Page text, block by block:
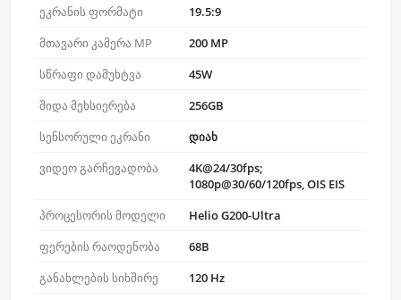
ეკრანის ფორმატი
19.5:9
მთავარი კამერა MP
200 MP
სწრაფი დამუხტვა
45W
შიდა მეხსიერება
256GB
სენსორული ეკრანი
დიახ
ვიდეო გარჩევადობა
4K@24/30fps;
1080p@30/60/120fps, OIS EIS
პროცესორის მოდელი
Helio G200-Ultra
ფერების რაოდენობა
68B
განახლების სიხშირე
120 Hz